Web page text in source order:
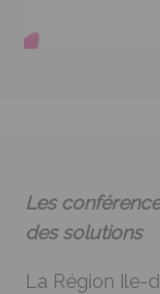
Les
des solutions
La Région Ile-